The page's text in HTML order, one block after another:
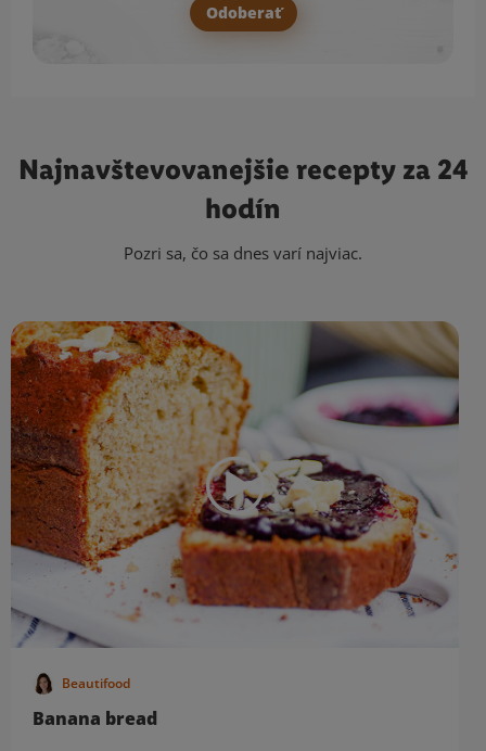
Odoberať
Najnavštevovanejšie recepty za 24
hodín
Pozri sa, čo sa dnes varí najviac.
Beautifood
Banana bread